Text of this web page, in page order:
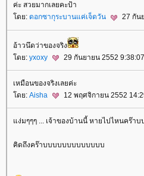
ค่ะ สวยมากเลยคะป้า
ดย: ดอกซากุระบานแค่เจ็ดวัน 27 กัน
อ้าวนึดว่าของจริง
ดย: yxoxy 29 กันยายน 2552
เหมือนของจริงเลยค่ะ
ดย: Aisha 12 พฤศจิกายน 2552
ง่มๆๆๆ ... เจ้าของบ้านนี้ หายไปไหนคร๊าบ
คิดถึงคร๊าบบบบบบบบบบบบบ